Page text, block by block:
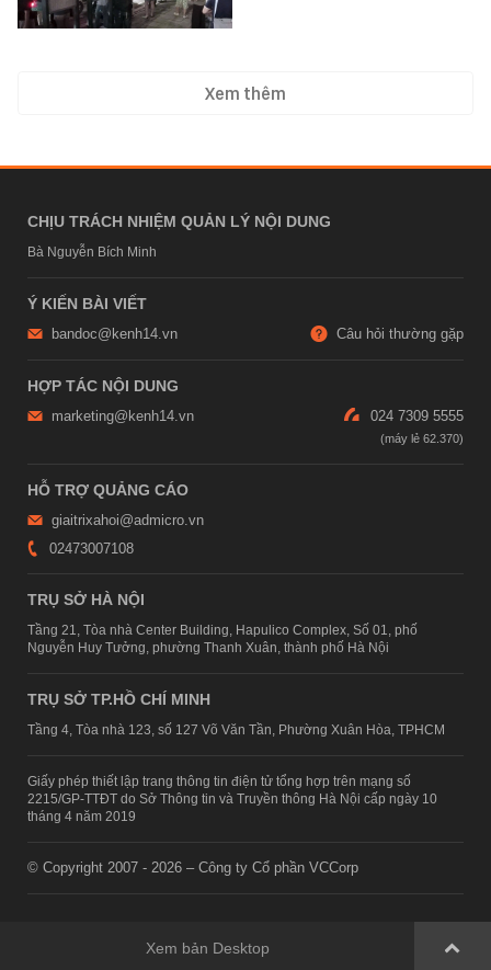
Xem thêm
CHỊU TRÁCH NHIỆM QUẢN LÝ NỘI DUNG
Bà Nguyễn Bích Minh
Ý KIẾN BÀI VIẾT
bandoc@kenh14.vn Câu hỏi thường gặp
HỢP TÁC NỘI DUNG
marketing@kenh14.vn 024 7309 5555
HỖ TRỢ QUẢNG CÁO
giaitrixahoi@admicro.vn
02473007108
TRỤ SỞ HÀ NỘI
Tầng 21, Tòa nhà Center Building, Hapulico Complex, Số 01, phố
Nguyễn Huy Tưởng, phường Thanh Xuân, thành phố Hà Nội
TRỤ SỞ TP.HỒ CHÍ MINH
Tầng 4, Tòa nhà 123, số 127 Võ Văn Tần, Phường Xuân Hòa, TPHCM
Giấy phép thiết lập trang thông tin điện tử tổng hợp trên mạng số
2215/GP-TTĐT do Sở Thông tin và Truyền thông Hà Nội cấp ngày 10
tháng 4 năm 2019
© Copyright 2007 - 2026 – Công ty Cổ phần VCCorp
Xem bản Desktop